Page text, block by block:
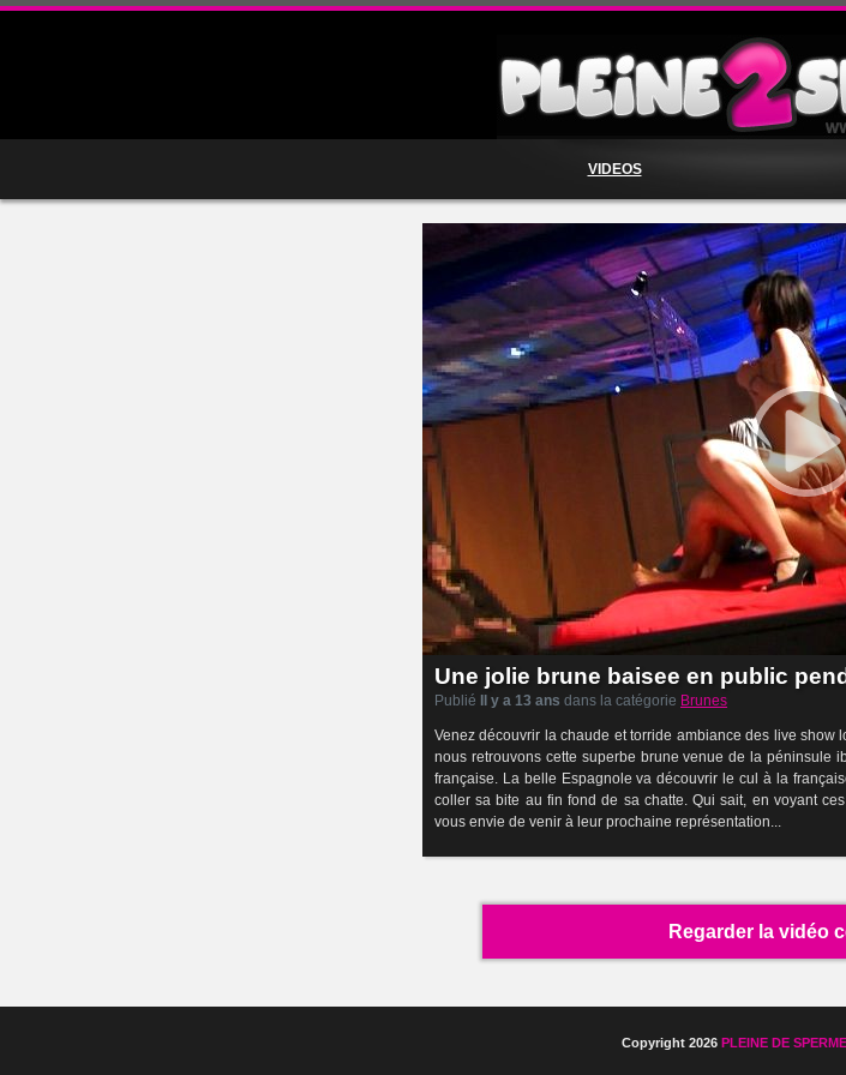
VIDEOS
Une jolie brune baisee en public
Publié Il y a 13 ans dans la catégorie Brunes
Venez découvrir la chaude et torride ambiance des live show
nous retrouvons cette superbe brune venue de la péninsule
française. La belle Espagnole va découvrir le cul à la
coller sa bite au fin fond de sa chatte. Qui sait, en voyant
vous envie de venir à leur prochaine représentation...
Regarder la vidéo
Copyright 2026 PLEINE DE SPERME